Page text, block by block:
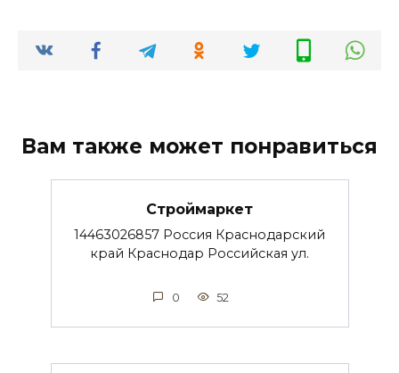
Вам также может понравиться
Строймаркет
14463026857 Россия Краснодарский
край Краснодар Российская ул.
0 52